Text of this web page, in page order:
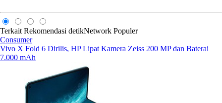
Terkait Rekomendasi detikNetwork Populer
Consumer
Vivo X Fold 6 Dirilis, HP Lipat Kamera Zeiss 200 MP dan Baterai
7.000 mAh